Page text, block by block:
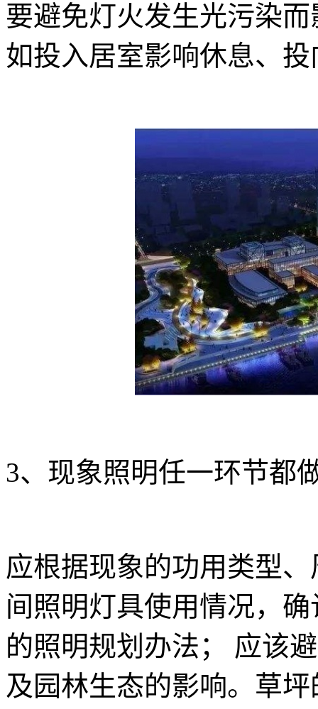
要避免灯火发生光污染
如投入居室影响休息、
3、现象照明任一环节都
应根据现象的功用类型
间照明灯具使用情况，
的照明规划办法； 应该
及园林生态的影响。草